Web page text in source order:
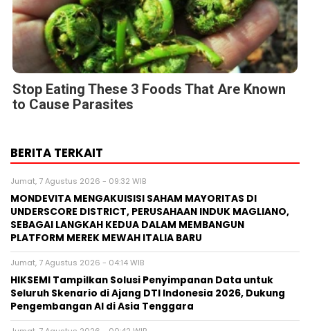
Seluruh Skenario di Ajang DTI Indonesia 2026, Dukung
Pengembangan AI di Asia Tenggara
Jumat, 7 Agustus 2026 - 00:42 WIB
Huawei Jadi Mitra bagi Ajang GSMA M360 ASEAN 2026
Kamis, 6 Agustus 2026 - 17:00 WIB
Cision Raih MarTech Breakthrough Awards 2026 untuk
Kamis, 6 Agustus 2026 - 13:02 WIB
untuk Sektor Batu Bara di ASEAN
BERITA TERBARU
MONDEVITA MENGAKUISISI SAHAM
MAYORITAS DI UNDERSCORE DISTRICT,
PERUSAHAAN INDUK MAGLIANO,
SEBAGAI LANGKAH KEDUA DALAM
MEMBANGUN PLATFORM MEREK MEWAH ITALIA BARU